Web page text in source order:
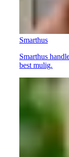
Smarthus
Smarthus
best mulig.